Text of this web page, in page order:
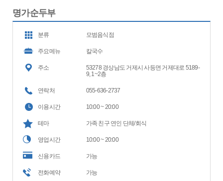
명가순두부
분류 모범음식점
주요메뉴 칼국수
주소
53278 경상남도 거제시 사등면 거제대로 5189-
9, 1~2층
연락처 055-636-2737
이용시간 10:00 ~ 20:00
테마 가족 친구 연인 단체/회식
영업시간 10:00 ~ 20:00
신용카드 가능
전화예약 가능